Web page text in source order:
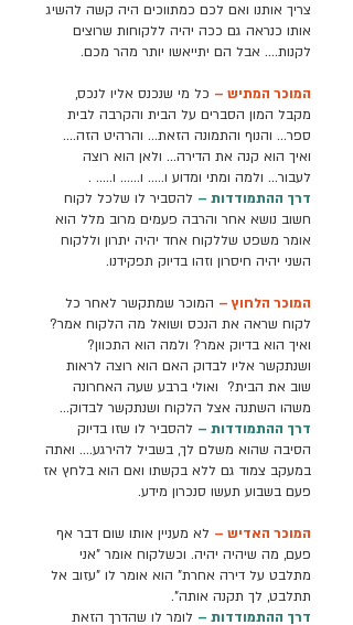
צריך אותנו ואם לכם כמתווכים היה קשה להשיג
אותו כנראה גם ככה יהיה ללקוחות שרוצים
לקנות…. אבל הם יתייאשו יותר מהר מכם.
המוכר המתיש – כל מי שנכנס אליו לנכס,
מקבל המון הסברים על הבית והקרבה לבית
ספר… והנוף והתמונה הזאת… והרהיט הזה….
ואיך הוא קנה את הדירה… ולאן הוא רוצה
לעבור… ולמה ומתי ומדוע ו..... ו...... ו..... .
דרך ההתמודדות – להסביר לו שלכל לקוח
חשוב נושא אחר והרבה פעמים מרוב מלל הוא
אומר משפט שללקוח אחד יהיה יתרון וללקוח
השני יהיה חיסרון וזהו בדיוק תפקידנו.
המוכר הלחוץ – המוכר שמתקשר לאחר כל
לקוח שראה את הנכס ושואל מה הלקוח אמר?
ואיך הוא בדיוק אמר? ולמה הוא התכוון?
ושנתקשר אליו לבדוק האם הוא רוצה לראות
שוב את הבית? ואולי ברבע שעה האחרונה
משהו השתנה אצל הלקוח ושנתקשר לבדוק...
דרך ההתמודדות – להסביר לו שזו בדיוק
הסיבה שהוא משלם לך, בשביל להירגע…. ואתה
במעקב צמוד גם ללא בקשתו ואם הוא בלחץ אז
פעם בשבוע תעשו סנכרון מידע.
המוכר האדיש – לא מעניין אותו שום דבר אף
פעם, מה שיהיה יהיה. וכשלקוח אומר "אני
מתלבט על דירה אחרת" הוא אומר לו "עזוב אל
תתלבט, לך תקנה אותה".
דרך ההתמודדות – לומר לו שהדרך הזאת